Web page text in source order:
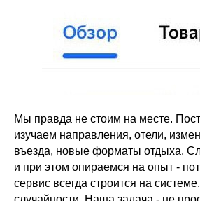
Мы правда не стоим на месте.
изучаем направления, отели,
въезда, новые форматы отдыха.
и при этом опираемся на опыт -
сервис всегда строится на